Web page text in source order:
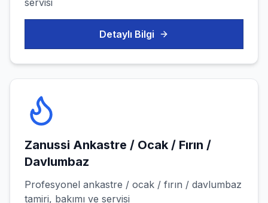
servisi
Detaylı Bilgi
Zanussi Ankastre / Ocak / Fırın /
Davlumbaz
Profesyonel ankastre / ocak / fırın / davlumbaz
tamiri, bakımı ve servisi